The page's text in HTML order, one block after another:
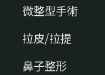
微整型手術
拉皮/拉提
鼻子整形